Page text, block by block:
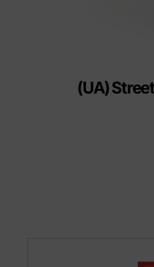
(UA)